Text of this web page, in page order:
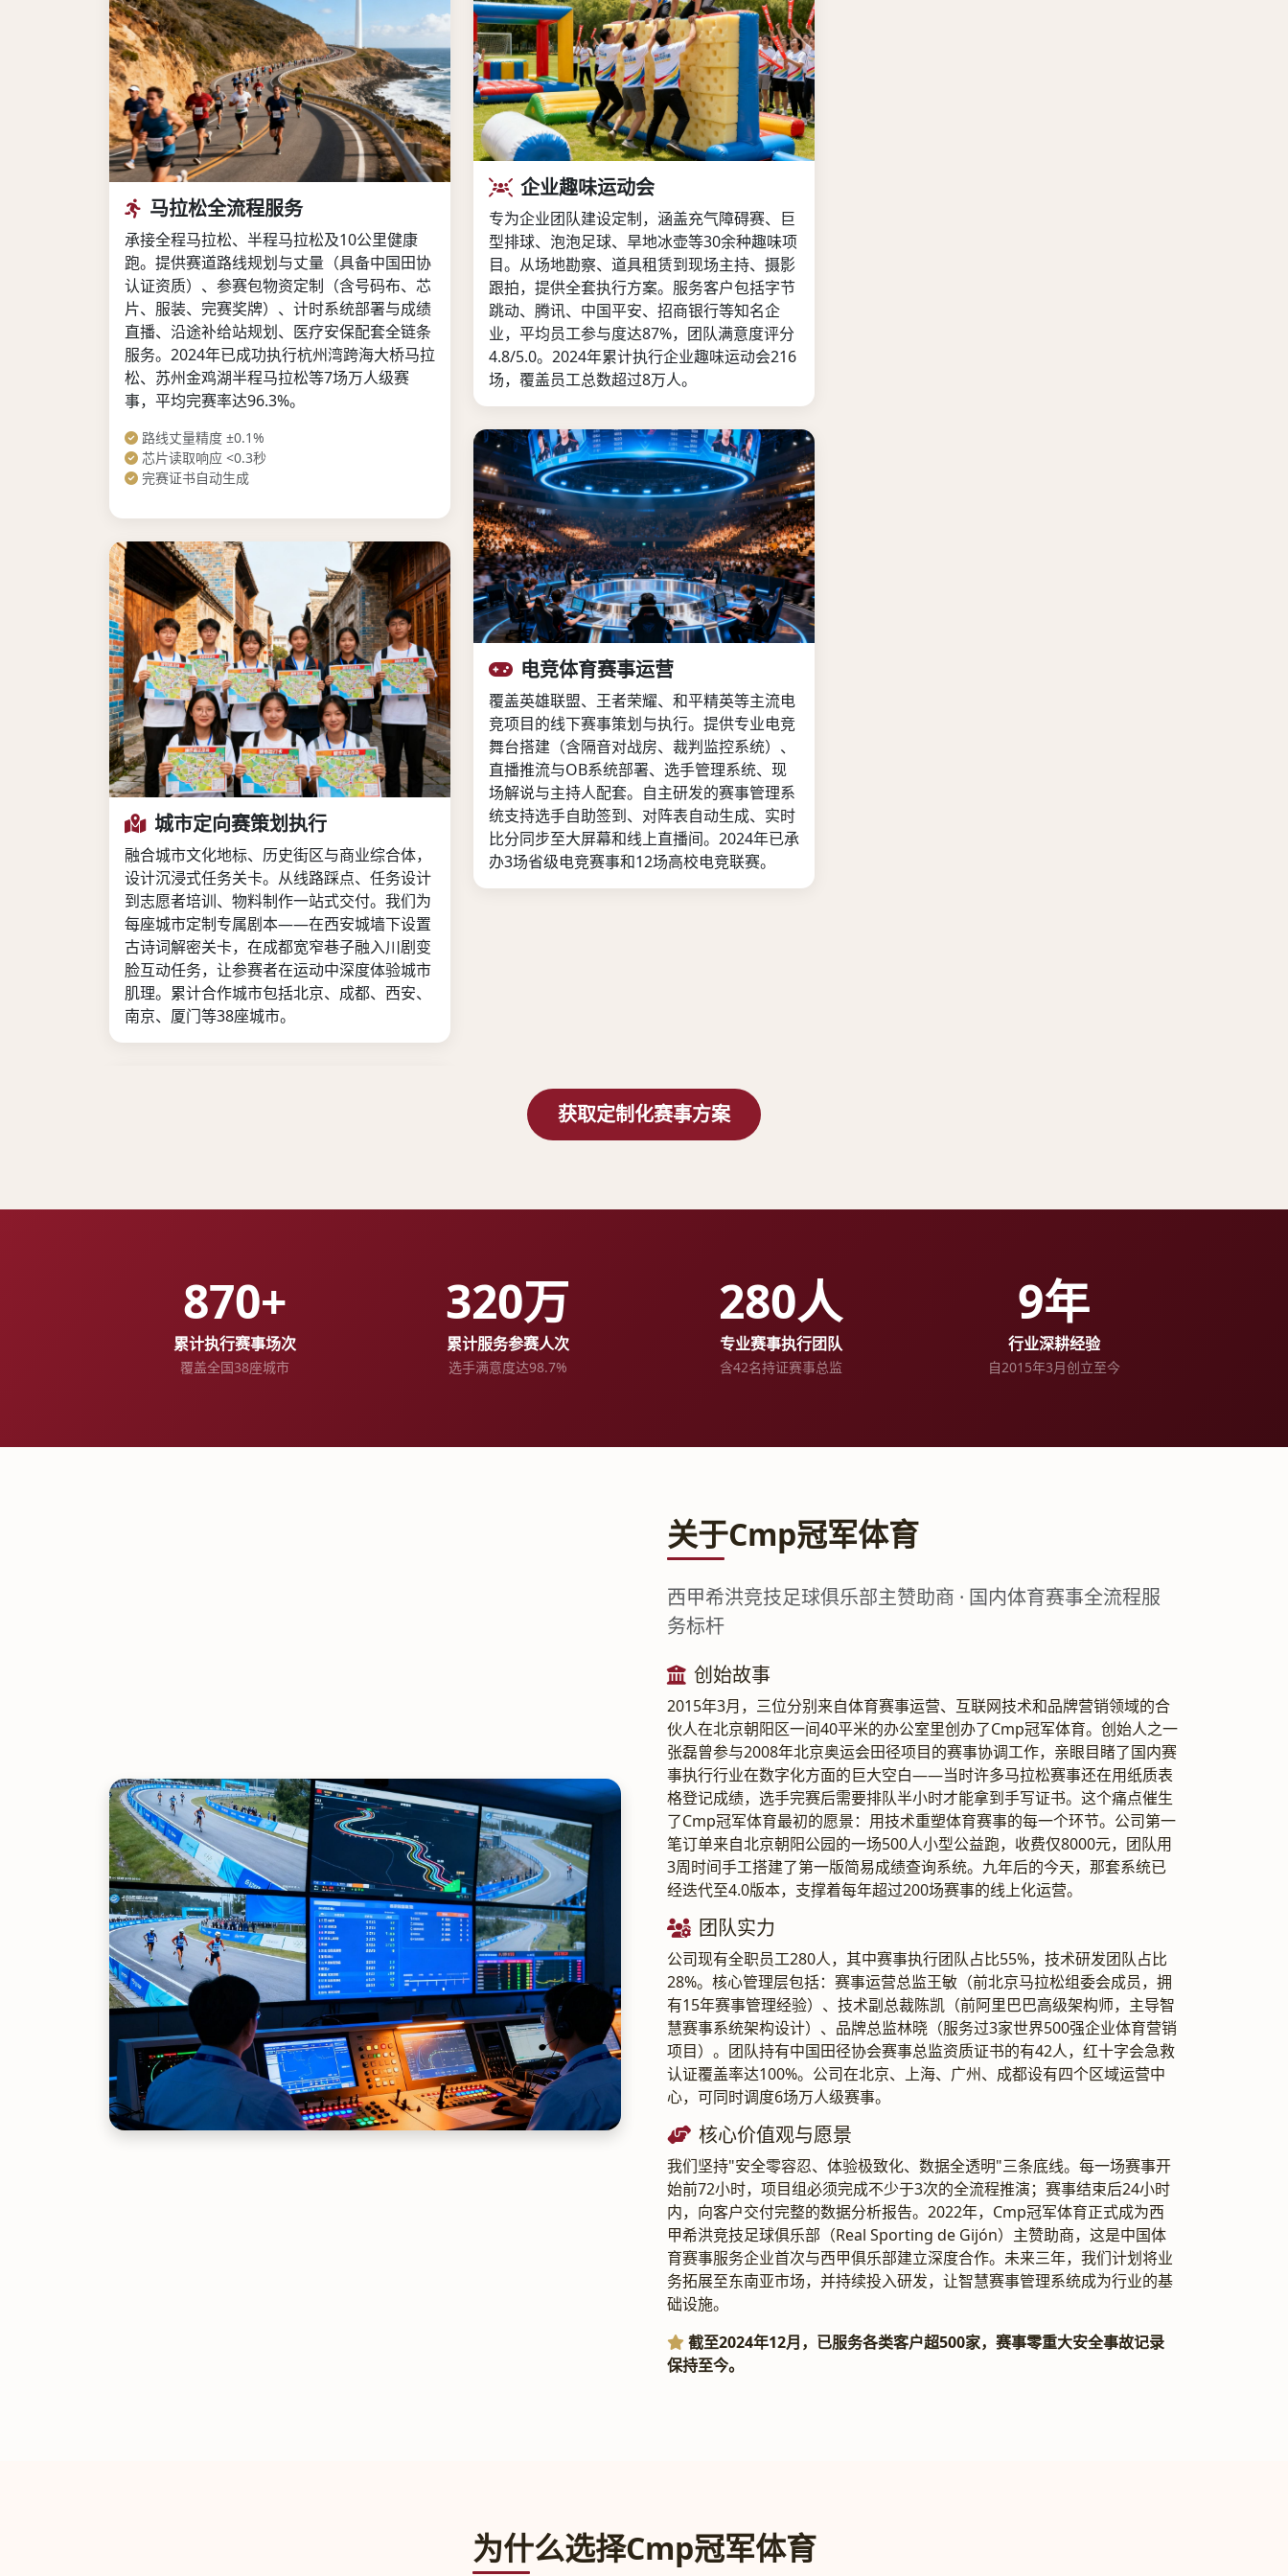
马拉松全流程服务
承接全程马拉松、半程马拉松及10公里健康
跑。提供赛道路线规划与丈量（具备中国田协
认证资质）、参赛包物资定制（含号码布、芯
片、服装、完赛奖牌）、计时系统部署与成绩
直播、沿途补给站规划、医疗安保配套全链条
服务。2024年已成功执行杭州湾跨海大桥马拉
松、苏州金鸡湖半程马拉松等7场万人级赛
事，平均完赛率达96.3%。
路线丈量精度 ±0.1%
芯片读取响应 <0.3秒
完赛证书自动生成
城市定向赛策划执行
融合城市文化地标、历史街区与商业综合体，
设计沉浸式任务关卡。从线路踩点、任务设计
到志愿者培训、物料制作一站式交付。我们为
每座城市定制专属剧本——在西安城墙下设置
古诗词解密关卡，在成都宽窄巷子融入川剧变
脸互动任务，让参赛者在运动中深度体验城市
肌理。累计合作城市包括北京、成都、西安、
南京、厦门等38座城市。
企业趣味运动会
专为企业团队建设定制，涵盖充气障碍赛、巨
型排球、泡泡足球、旱地冰壶等30余种趣味项
目。从场地勘察、道具租赁到现场主持、摄影
跟拍，提供全套执行方案。服务客户包括字节
跳动、腾讯、中国平安、招商银行等知名企
业，平均员工参与度达87%，团队满意度评分
4.8/5.0。2024年累计执行企业趣味运动会216
场，覆盖员工总数超过8万人。
电竞体育赛事运营
覆盖英雄联盟、王者荣耀、和平精英等主流电
竞项目的线下赛事策划与执行。提供专业电竞
舞台搭建（含隔音对战房、裁判监控系统）、
直播推流与OB系统部署、选手管理系统、现
场解说与主持人配套。自主研发的赛事管理系
统支持选手自助签到、对阵表自动生成、实时
比分同步至大屏幕和线上直播间。2024年已承
办3场省级电竞赛事和12场高校电竞联赛。
获取定制化赛事方案
870+
累计执行赛事场次
覆盖全国38座城市
320万
累计服务参赛人次
选手满意度达98.7%
280人
专业赛事执行团队
含42名持证赛事总监
9年
行业深耕经验
自2015年3月创立至今
关于Cmp冠军体育
西甲希洪竞技足球俱乐部主赞助商 · 国内体育赛事全流程服
务标杆
创始故事
2015年3月，三位分别来自体育赛事运营、互联网技术和品牌营销领域的合
伙人在北京朝阳区一间40平米的办公室里创办了Cmp冠军体育。创始人之一
张磊曾参与2008年北京奥运会田径项目的赛事协调工作，亲眼目睹了国内赛
事执行行业在数字化方面的巨大空白——当时许多马拉松赛事还在用纸质表
格登记成绩，选手完赛后需要排队半小时才能拿到手写证书。这个痛点催生
了Cmp冠军体育最初的愿景：用技术重塑体育赛事的每一个环节。公司第一
笔订单来自北京朝阳公园的一场500人小型公益跑，收费仅8000元，团队用
3周时间手工搭建了第一版简易成绩查询系统。九年后的今天，那套系统已
经迭代至4.0版本，支撑着每年超过200场赛事的线上化运营。
团队实力
公司现有全职员工280人，其中赛事执行团队占比55%，技术研发团队占比
28%。核心管理层包括：赛事运营总监王敏（前北京马拉松组委会成员，拥
有15年赛事管理经验）、技术副总裁陈凯（前阿里巴巴高级架构师，主导智
慧赛事系统架构设计）、品牌总监林晓（服务过3家世界500强企业体育营销
项目）。团队持有中国田径协会赛事总监资质证书的有42人，红十字会急救
认证覆盖率达100%。公司在北京、上海、广州、成都设有四个区域运营中
心，可同时调度6场万人级赛事。
核心价值观与愿景
我们坚持"安全零容忍、体验极致化、数据全透明"三条底线。每一场赛事开
始前72小时，项目组必须完成不少于3次的全流程推演；赛事结束后24小时
内，向客户交付完整的数据分析报告。2022年，Cmp冠军体育正式成为西
甲希洪竞技足球俱乐部（Real Sporting de Gijón）主赞助商，这是中国体
育赛事服务企业首次与西甲俱乐部建立深度合作。未来三年，我们计划将业
务拓展至东南亚市场，并持续投入研发，让智慧赛事管理系统成为行业的基
础设施。
截至2024年12月，已服务各类客户超500家，赛事零重大安全事故记录
保持至今。
为什么选择Cmp冠军体育